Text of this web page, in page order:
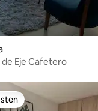
Eje Cafetero